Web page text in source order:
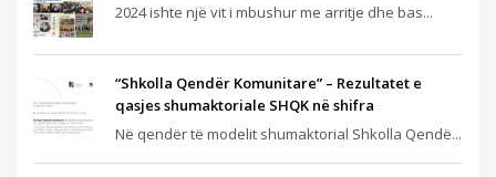
2024 ishte një vit i mbushur me arritje dhe bas...
“Shkolla Qendër Komunitare” – Rezultatet e
qasjes shumaktoriale SHQK në shifra
Në qendër të modelit shumaktorial Shkolla Qendë...